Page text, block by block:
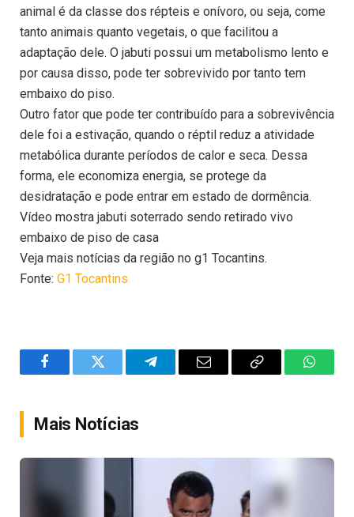
animal é da classe dos répteis e onívoro, ou seja, come
tanto animais quanto vegetais, o que facilitou a
adaptação dele. O jabuti possui um metabolismo lento e
por causa disso, pode ter sobrevivido por tanto tem
embaixo do piso.
Outro fator que pode ter contribuído para a sobrevivência
dele foi a estivação, quando o réptil reduz a atividade
metabólica durante períodos de calor e seca. Dessa
forma, ele economiza energia, se protege da
desidratação e pode entrar em estado de dormência.
Vídeo mostra jabuti soterrado sendo retirado vivo
embaixo de piso de casa
Veja mais notícias da região no g1 Tocantins.
Fonte: G1 Tocantins
FacebookTwitter TelegramEmail
Copy
Mais Notícias